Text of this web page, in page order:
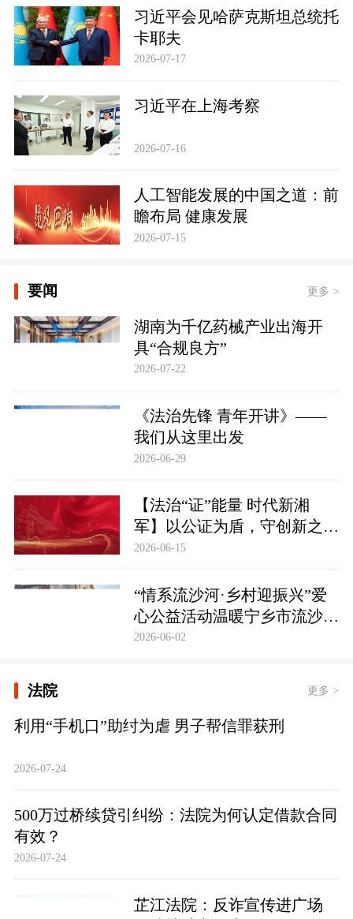
习近平会见哈萨克斯坦总统托
卡耶夫
2026-07-17
习近平在上海考察
2026-07-16
人工智能发展的中国之道：前
瞻布局 健康发展
2026-07-15
要闻 更多 >
湖南为千亿药械产业出海开
具“合规良方”
2026-07-22
《法治先锋 青年开讲》——
我们从这里出发
2026-06-29
【法治“证”能量 时代新湘
军】以公证为盾，守创新之魂
湖南青年公证人为知识产权保
2026-06-15
“情系流沙河·乡村迎振兴”爱
心公益活动温暖宁乡市流沙河
镇
2026-06-02
法院 更多 >
利用“手机口”助纣为虐 男子帮信罪获刑
2026-07-24
500万过桥续贷引纠纷：法院为何认定借款合同
有效？
2026-07-24
芷江法院：反诈宣传进广场